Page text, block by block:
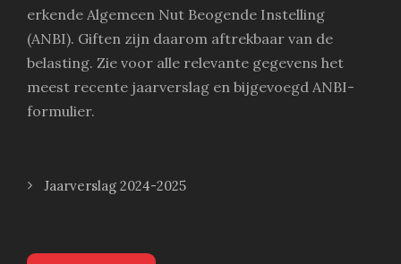
erkende Algemeen Nut Beogende Instelling
(ANBI). Giften zijn daarom aftrekbaar van de
belasting. Zie voor alle relevante gegevens het
meest recente jaarverslag en bijgevoegd ANBI-
formulier.
Jaarverslag 2024-2025